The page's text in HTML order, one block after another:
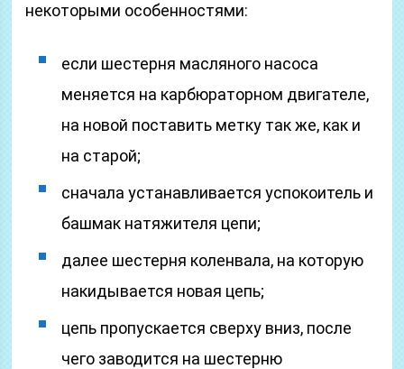
некоторыми особенностями:
если шестерня масляного насоса
меняется на карбюраторном двигателе,
на новой поставить метку так же, как и
на старой;
сначала устанавливается успокоитель и
башмак натяжителя цепи;
далее шестерня коленвала, на которую
накидывается новая цепь;
цепь пропускается сверху вниз, после
чего заводится на шестерню